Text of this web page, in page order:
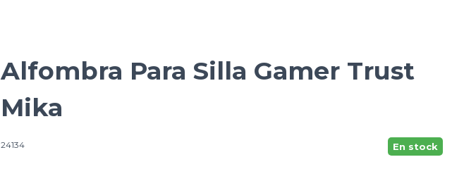
Alfombra Para Silla Gamer Trust
Mika
24134 En stock